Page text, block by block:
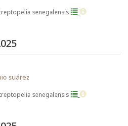
senegalensis
suárez
senegalensis